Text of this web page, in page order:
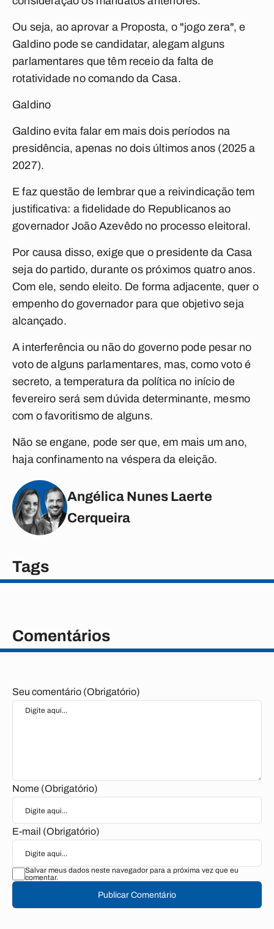
Ou seja, ao aprovar a Proposta, o "jogo zera", e
Galdino pode se candidatar, alegam alguns
parlamentares que têm receio da falta de
rotatividade no comando da Casa.
Galdino
Galdino evita falar em mais dois períodos na
presidência, apenas no dois últimos anos (2025 a
2027).
E faz questão de lembrar que a reivindicação tem
justificativa: a fidelidade do Republicanos ao
governador João Azevêdo no processo eleitoral.
Por causa disso, exige que o presidente da Casa
seja do partido, durante os próximos quatro anos.
Com ele, sendo eleito. De forma adjacente, quer o
empenho do governador para que objetivo seja
alcançado.
A interferência ou não do governo pode pesar no
voto de alguns parlamentares, mas, como voto é
secreto, a temperatura da política no início de
fevereiro será sem dúvida determinante, mesmo
com o favoritismo de alguns.
Não se engane, pode ser que, em mais um ano,
haja confinamento na véspera da eleição.
Angélica Nunes Laerte
Cerqueira
Tags
Comentários
Seu comentário (Obrigatório)
Nome (Obrigatório)
E-mail (Obrigatório)
Salvar meus dados neste navegador para a próxima vez que eu
comentar.
Publicar Comentário